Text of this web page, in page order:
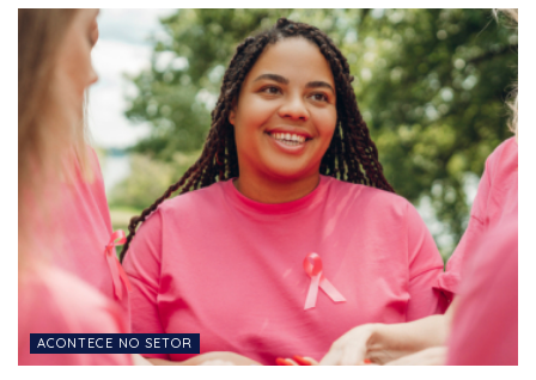
ACONTECE NO SETOR